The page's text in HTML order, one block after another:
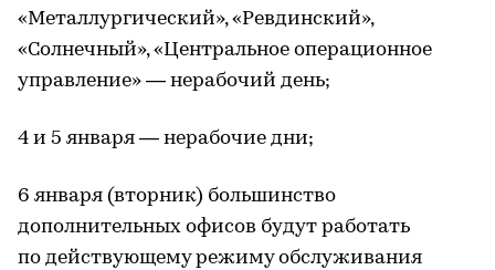
«Металлургический», «Ревдинский»,
«Солнечный», «Центральное операционное
управление» — нерабочий день;
4 и 5 января — нерабочие дни;
6 января (вторник) большинство
дополнительных офисов будут работать
по действующему режиму обслуживания